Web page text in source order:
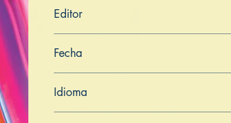
Editor
Fecha
Idioma